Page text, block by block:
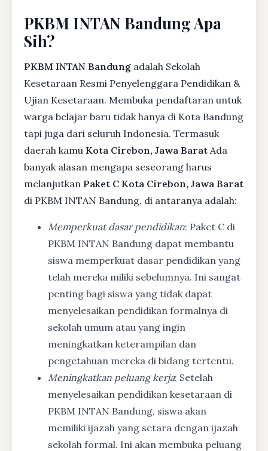
PKBM INTAN Bandung Apa
Sih?
PKBM INTAN Bandung adalah Sekolah
Kesetaraan Resmi Penyelenggara Pendidikan &
Ujian Kesetaraan. Membuka pendaftaran untuk
warga belajar baru tidak hanya di Kota Bandung
tapi juga dari seluruh Indonesia. Termasuk
daerah kamu Kota Cirebon, Jawa Barat Ada
banyak alasan mengapa seseorang harus
melanjutkan Paket C Kota Cirebon, Jawa Barat
di PKBM INTAN Bandung, di antaranya adalah:
Memperkuat dasar pendidikan: Paket C di
PKBM INTAN Bandung dapat membantu
siswa memperkuat dasar pendidikan yang
telah mereka miliki sebelumnya. Ini sangat
penting bagi siswa yang tidak dapat
menyelesaikan pendidikan formalnya di
sekolah umum atau yang ingin
meningkatkan keterampilan dan
pengetahuan mereka di bidang tertentu.
Meningkatkan peluang kerja: Setelah
menyelesaikan pendidikan kesetaraan di
PKBM INTAN Bandung, siswa akan
memiliki ijazah yang setara dengan ijazah
sekolah formal. Ini akan membuka peluang